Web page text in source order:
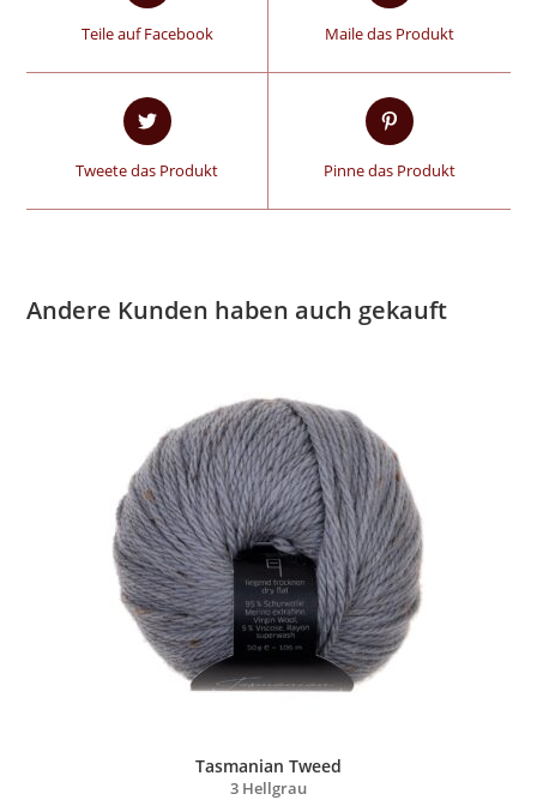
Teile auf Facebook Maile das Produkt
Tweete das Produkt Pinne das Produkt
Andere Kunden haben auch gekauft
Tasmanian Tweed
3 Hellgrau